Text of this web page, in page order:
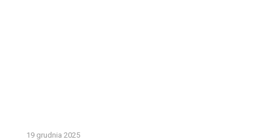
19 grudnia 2025